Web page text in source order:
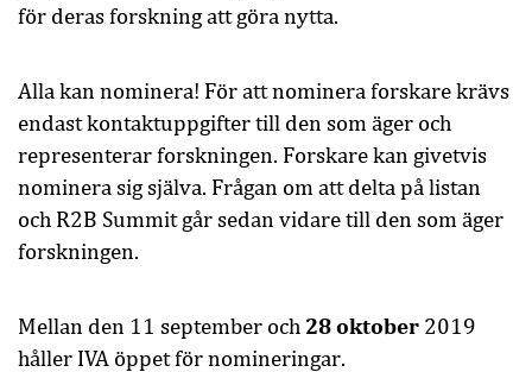
för deras forskning att göra nytta.
Alla kan nominera! För att nominera forskare krävs
endast kontaktuppgifter till den som äger och
representerar forskningen. Forskare kan givetvis
nominera sig själva. Frågan om att delta på listan
och R2B Summit går sedan vidare till den som äger
forskningen.
Mellan den 11 september och 28 oktober 2019
håller IVA öppet för nomineringar.